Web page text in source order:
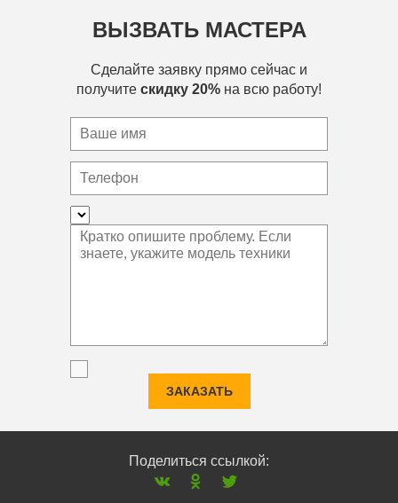
ВЫЗВАТЬ МАСТЕРА
Сделайте заявку прямо сейчас и
получите скидку 20% на всю работу!
ЗАКАЗАТЬ
Поделиться ссылкой: